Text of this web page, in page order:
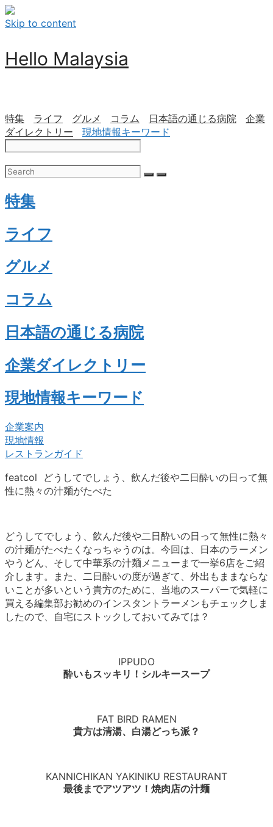
Skip to content
Hello Malaysia
特集 ライフ グルメ コラム 日本語の通じる病院
企業
ダイレクトリー
現地情報キーワード
特集
ライフ
グルメ
コラム
日本語の通じる病院
企業ダイレクトリー
現地情報キーワード
企業案内
現地情報
レストランガイド
featcol どうしてでしょう、飲んだ後や二日酔いの日って無
性に熱々の汁麺がたべた
どうしてでしょう、飲んだ後や二日酔いの日って無性に熱々
の汁麺がたべたくなっちゃうのは。今回は、日本のラーメン
やうどん、そして中華系の汁麺メニューまで一挙6店をご紹
介します。また、二日酔いの度が過ぎて、外出もままならな
いことが多いという貴方のために、当地のスーパーで気軽に
買える編集部お勧めのインスタントラーメンもチェックしま
したので、自宅にストックしておいてみては？
IPPUDO
酔いもスッキリ！シルキースープ
FAT BIRD RAMEN
貴方は清湯、白湯どっち派？
KANNICHIKAN YAKINIKU RESTAURANT
最後までアツアツ！焼肉店の汁麺